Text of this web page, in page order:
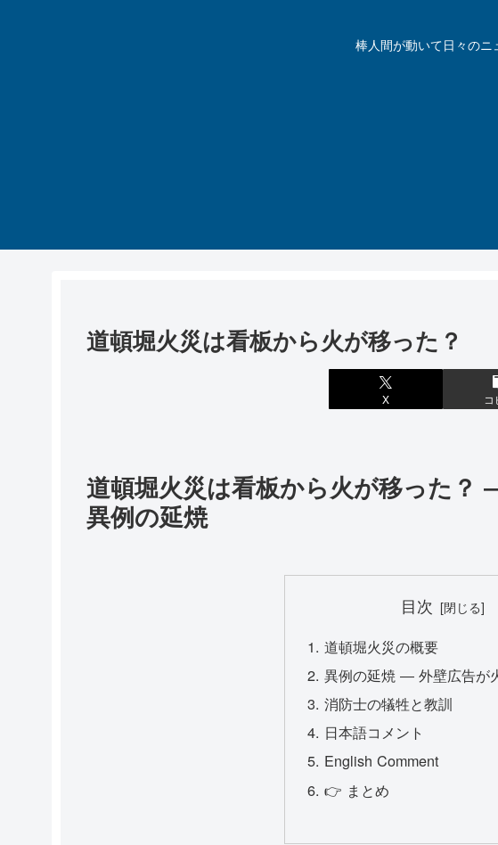
棒人間が動いて日々の
道頓堀火災は看板から火が移った？
X コ
道頓堀火災は看板から火が移った？
異例の延焼
目次
道頓堀火災の概要
異例の延焼 ― 外壁広告が
消防士の犠牲と教訓
日本語コメント
English Comment
👉 まとめ